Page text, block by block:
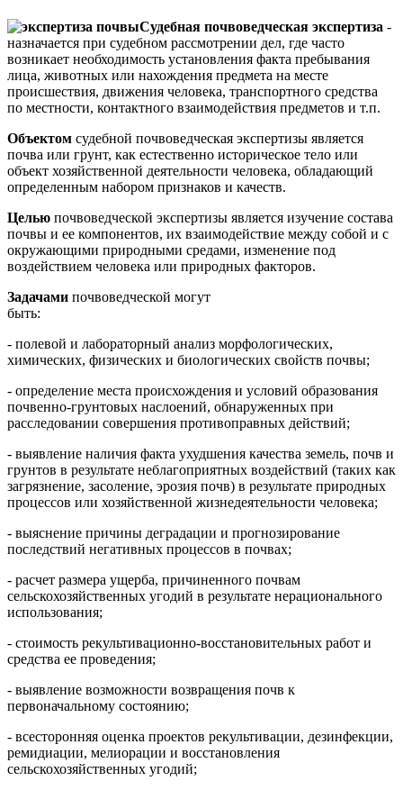
Судебная почвоведческая экспертиза -
назначается при судебном рассмотрении дел, где часто
возникает необходимость установления факта пребывания
лица, животных или нахождения предмета на месте
происшествия, движения человека, транспортного средства
по местности, контактного взаимодействия предметов и т.п.
Объектом судебной почвоведческая экспертизы является
почва или грунт, как естественно историческое тело или
объект хозяйственной деятельности человека, обладающий
определенным набором признаков и качеств.
Целью почвоведческой экспертизы является изучение состава
почвы и ее компонентов, их взаимодействие между собой и с
окружающими природными средами, изменение под
воздействием человека или природных факторов.
Задачами почвоведческой могут
быть:
- полевой и лабораторный анализ морфологических,
химических, физических и биологических свойств почвы;
- определение места происхождения и условий образования
почвенно-грунтовых наслоений, обнаруженных при
расследовании совершения противоправных действий;
- выявление наличия факта ухудшения качества земель, почв и
грунтов в результате неблагоприятных воздействий (таких как
загрязнение, засоление, эрозия почв) в результате природных
процессов или хозяйственной жизнедеятельности человека;
- выяснение причины деградации и прогнозирование
последствий негативных процессов в почвах;
- расчет размера ущерба, причиненного почвам
сельскохозяйственных угодий в результате нерационального
использования;
- стоимость рекультивационно-восстановительных работ и
средства ее проведения;
- выявление возможности возвращения почв к
первоначальному состоянию;
- всесторонняя оценка проектов рекультивации, дезинфекции,
ремидиации, мелиорации и восстановления
сельскохозяйственных угодий;